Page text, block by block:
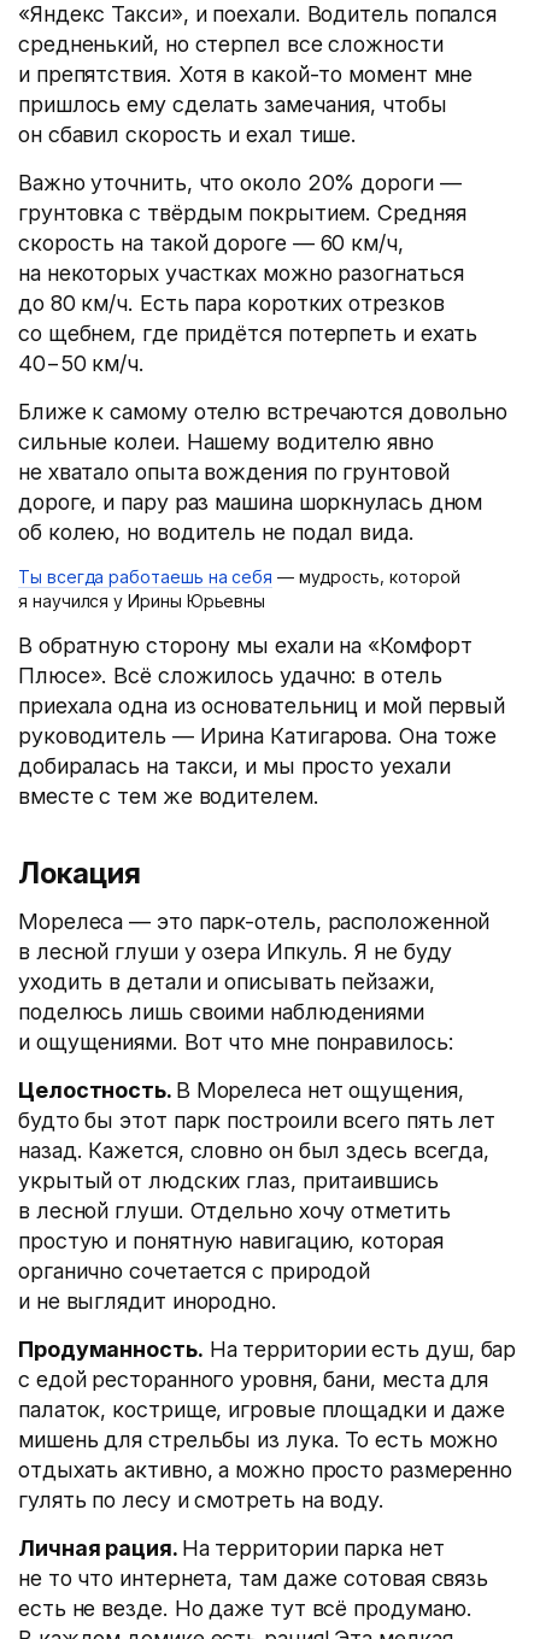
«Яндекс Такси», и поехали. Водитель попался
средненький, но стерпел все сложности
и препятствия. Хотя в какой-то момент мне
пришлось ему сделать замечания, чтобы
он сбавил скорость и ехал тише.
Важно уточнить, что около 20% дороги —
грунтовка с твёрдым покрытием. Средняя
скорость на такой дороге — 60 км/ч,
на некоторых участках можно разогнаться
до 80 км/ч. Есть пара коротких отрезков
со щебнем, где придётся потерпеть и ехать
40−50 км/ч.
Ближе к самому отелю встречаются довольно
сильные колеи. Нашему водителю явно
не хватало опыта вождения по грунтовой
дороге, и пару раз машина шоркнулась дном
об колею, но водитель не подал вида.
Ты всегда работаешь на себя — мудрость, которой
я научился у Ирины Юрьевны
В обратную сторону мы ехали на «Комфорт
Плюсе». Всё сложилось удачно: в отель
приехала одна из основательниц и мой первый
руководитель — Ирина Катигарова. Она тоже
добиралась на такси, и мы просто уехали
вместе с тем же водителем.
Локация
Морелеса — это парк-отель, расположенной
в лесной глуши у озера Ипкуль. Я не буду
уходить в детали и описывать пейзажи,
поделюсь лишь своими наблюдениями
и ощущениями. Вот что мне понравилось:
Целостность. В Морелеса нет ощущения,
будто бы этот парк построили всего пять лет
назад. Кажется, словно он был здесь всегда,
укрытый от людских глаз, притаившись
в лесной глуши. Отдельно хочу отметить
простую и понятную навигацию, которая
органично сочетается с природой
и не выглядит инородно.
Продуманность. На территории есть душ, бар
с едой ресторанного уровня, бани, места для
палаток, кострище, игровые площадки и даже
мишень для стрельбы из лука. То есть можно
отдыхать активно, а можно просто размеренно
гулять по лесу и смотреть на воду.
Личная рация. На территории парка нет
не то что интернета, там даже сотовая связь
есть не везде. Но даже тут всё продумано.